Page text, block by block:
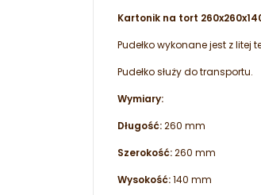
Kartonik na tort
Pudełko wykonane jest z
Pudełko służy do transportu.
Wymiary:
Długość:260 mm
Szerokość:260 mm
Wysokość:140 mm